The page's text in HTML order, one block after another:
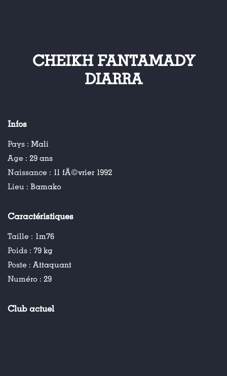
CHEIKH FANTAMADY
DIARRA
Infos
Pays : Mali
Age : 29 ans
Naissance : 11 fÃ©vrier 1992
Lieu : Bamako
Caractéristiques
Taille : 1m76
Poids : 79 kg
Poste : Attaquant
Numéro : 29
Club actuel